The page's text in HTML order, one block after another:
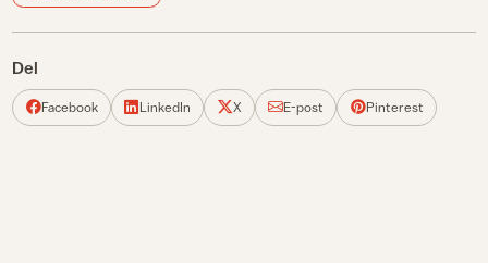
Del
Facebook LinkedIn X E-post Pinterest